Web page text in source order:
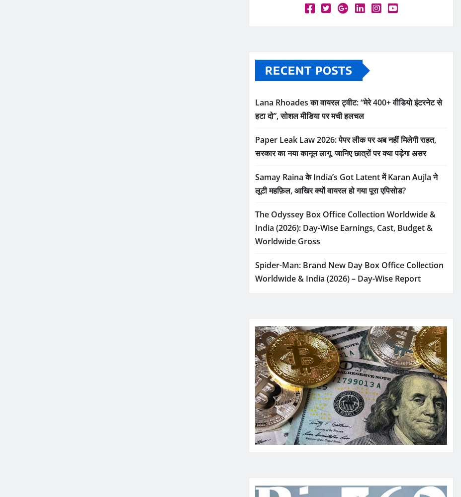
RECENT POSTS
Lana Rhoades का वायरल ट्वीट: “मेरे 400+ वीडियो इंटरनेट से
हटा दो”, सोशल मीडिया पर मची हलचल
Paper Leak Law 2026: पेपर लीक पर अब नहीं मिलेगी राहत,
सरकार का नया कानून लागू, जानिए छात्रों पर क्या पड़ेगा असर
Samay Raina के India’s Got Latent में Karan Aujla ने
लूटी महफ़िल, आखिर क्यों वायरल हो गया पूरा एपिसोड?
The Odyssey Box Office Collection Worldwide &
India (2026): Day-Wise Earnings, Cast, Budget &
Worldwide Gross
Spider-Man: Brand New Day Box Office Collection
Worldwide & India (2026) – Day-Wise Report